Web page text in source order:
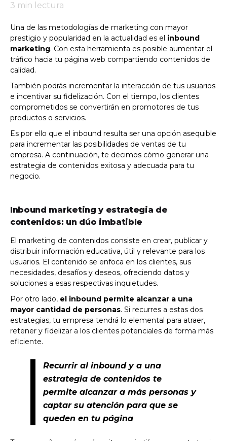
3 min lectura
Una de las metodologías de marketing con mayor
prestigio y popularidad en la actualidad es el inbound
marketing. Con esta herramienta es posible aumentar el
tráfico hacia tu página web compartiendo contenidos de
calidad.
También podrás incrementar la interacción de tus usuarios
e incentivar su fidelización. Con el tiempo, los clientes
comprometidos se convertirán en promotores de tus
productos o servicios.
Es por ello que el inbound resulta ser una opción asequible
para incrementar las posibilidades de ventas de tu
empresa. A continuación, te decimos cómo generar una
estrategia de contenidos exitosa y adecuada para tu
negocio.
Inbound marketing y estrategia de
contenidos: un dúo imbatible
El marketing de contenidos consiste en crear, publicar y
distribuir información educativa, útil y relevante para los
usuarios. El contenido se enfoca en los clientes, sus
necesidades, desafíos y deseos, ofreciendo datos y
soluciones a esas respectivas inquietudes.
Por otro lado, el inbound permite alcanzar a una
mayor cantidad de personas. Si recurres a estas dos
estrategias, tu empresa tendrá lo elemental para atraer,
retener y fidelizar a los clientes potenciales de forma más
eficiente.
Recurrir al inbound y a una
estrategia de contenidos te
permite alcanzar a más personas y
captar su atención para que se
queden en tu página